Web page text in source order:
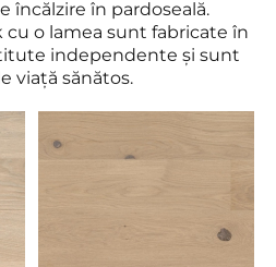
încălzire în pardoseală.
o lamea sunt fabricate în
independente și sunt
viață sănătos.